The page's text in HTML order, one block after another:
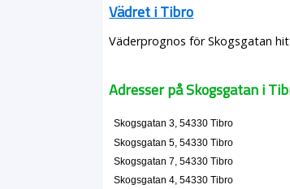
Vädret i Tibro
Väderprognos för Skogsgatan
Adresser på Skogsgatan i
Skogsgatan 3, 54330 Tibro
Skogsgatan 5, 54330 Tibro
Skogsgatan 7, 54330 Tibro
Skogsgatan 4, 54330 Tibro